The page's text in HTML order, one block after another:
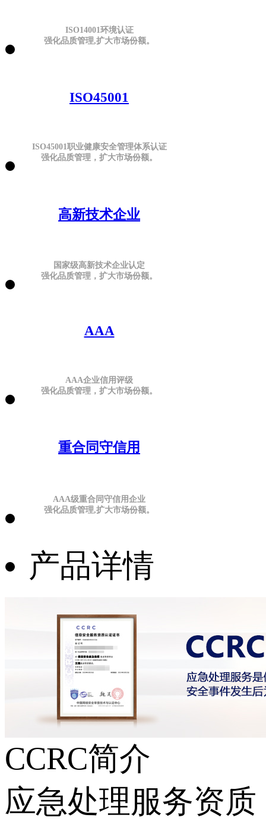
ISO14001环境认证
强化品质管理,扩大市场份额。
ISO45001
ISO45001职业健康安全管理体系认证
强化品质管理，扩大市场份额。
高新技术企业
国家级高新技术企业认定
强化品质管理，扩大市场份额。
AAA
AAA企业信用评级
强化品质管理，扩大市场份额。
重合同守信用
AAA级重合同守信用企业
强化品质管理,扩大市场份额。
产品详情
CCRC简介
应急处理服务资